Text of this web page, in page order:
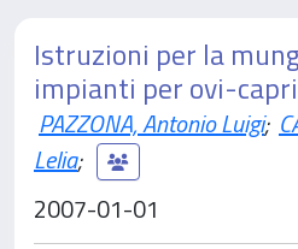
Istruzioni per la
impianti per ovi-
PAZZONA, Antonio Luigi;
Lelia;
2007-01-01